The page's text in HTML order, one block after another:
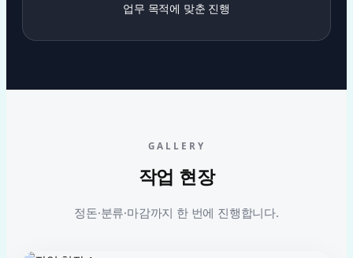
업무 목적에 맞춘 진행
GALLERY
작업 현장
정돈·분류·마감까지 한 번에 진행합니다.